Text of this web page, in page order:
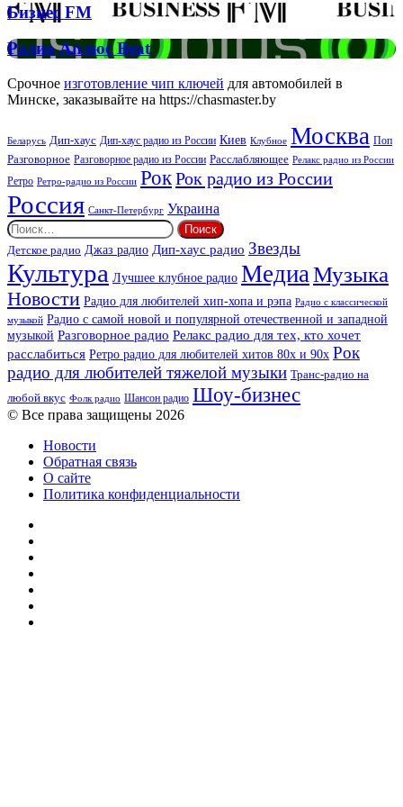
Бизнес
Бизнес FM
Радио
Аплюс
Beat
Радио Аплюс Beat
Срочное изготовление чип ключей для автомобилей в
Минске, заказывайте на https://chasmaster.by
Беларусь Дип-хаус Дип-хаус радио из России Киев Клубное Москва Поп
Разговорное Разговорное радио из России Расслабляющее Релакс радио из России
Ретро Ретро-радио из России РокРок радио из России
Россия Санкт-Петербург Украина
Найти:
Детское радио Джаз радио Дип-хаус радио Звезды
Культура Лучшее клубное радио МедиаМузыка
Новости Радио для любителей хип-хопа и рэпа Радио с классической
музыкой Радио с самой новой и популярной отечественной и западной
музыкой Разговорное радио Релакс радио для тех, кто хочет
расслабиться Ретро радио для любителей хитов 80х и 90х Рок
радио для любителей тяжелой музыки Транс-радио на
любой вкус Фолк радио Шансон радио Шоу-бизнес
© Все права защищены 2026
Новости
Обратная связь
О сайте
Политика конфиденциальности